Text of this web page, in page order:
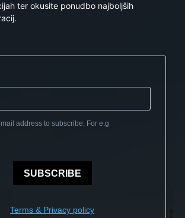
ter okusite ponudbo najboljših
address to subscribe. For e.g
SUBSCRIBE
Terms & Privacy policy